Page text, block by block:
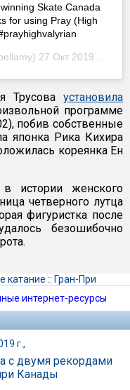
Skate Canada
for using Pray (High
27 Окт 2019 в 2:35 PDT
Трусова установила
программе
побив собственные
японка Рика Кихира
кореянка Ен
истории женского
четверного лутца
фигуристка после
безошибочно
катание :: Гран-При
интернет-ресурсы
г.,
с двумя рекордами
Канады